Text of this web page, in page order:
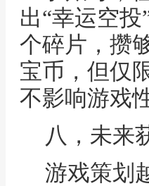
出“幸运空
个碎片，攒
宝币，但仅
不影响游戏
八，未来
游戏策划